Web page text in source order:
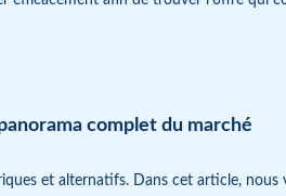
complet du marché
et alternatifs. Dans cet article,